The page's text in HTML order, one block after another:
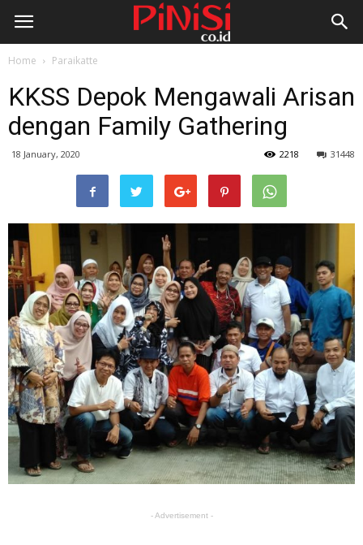
Home Paraikatte
KKSS Depok Mengawali Arisan
dengan Family Gathering
18 January, 2020 31448
2218
- Advertisement -